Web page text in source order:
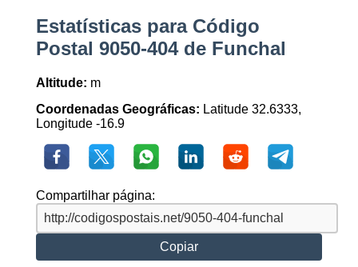
Estatísticas para Código
Postal 9050-404 de Funchal
Altitude: m
Coordenadas Geográficas: Latitude 32.6333,
Longitude -16.9
Compartilhar página:
Copiar